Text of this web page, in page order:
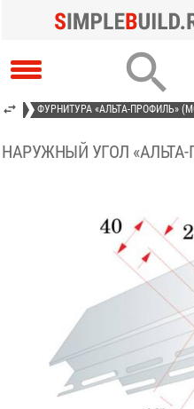

ФУРНИТУРА «АЛЬТА-ПРОФИЛЬ»
НАРУЖНЫЙ УГОЛ